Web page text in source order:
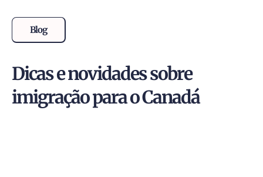
Blog
Dicas e novidades sobre
imigração para o Canadá